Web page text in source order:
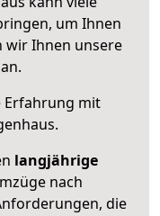
um Ihnen
wir Ihnen unsere
Erfahrung mit
.
langjährige
nach
die